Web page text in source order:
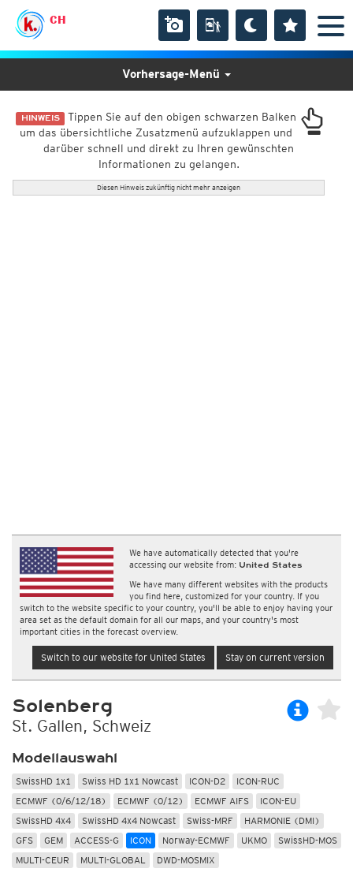
CH
HINWEIS Tippen Sie auf den obigen schwarzen Balken
um das übersichtliche Zusatzmenü aufzuklappen und
darüber schnell und direkt zu Ihren gewünschten
Informationen zu gelangen.
Diesen Hinweis zukünftig nicht mehr anzeigen
We have automatically detected that you're
accessing our website from: United States
We have many different websites with the products
you find here, customized for your country. If you
switch to the website specific to your country, you'll be able to enjoy having your
area set as the default domain for all our maps, and your country's most
important cities in the forecast overview.
Switch to our website for United States Stay on current version
Vorhersage-Menü
Solenberg
St. Gallen, Schweiz
Modellauswahl
SwissHD 1x1 Swiss HD 1x1 Nowcast ICON-D2
ICON-RUC
ECMWF (0/6/12/18)
ECMWF (0/12) ECMWF AIFS
ICON-EU
SwissHD 4x4
SwissHD 4x4 Nowcast Swiss-MRF
HARMONIE (DMI)
GFS
GEM ACCESS-G ICON Norway-ECMWF UKMO
SwissHD-MOS
MULTI-CEUR
MULTI-GLOBAL DWD-MOSMIX